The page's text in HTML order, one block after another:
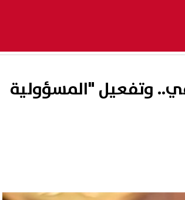
وتفعيل "المسؤولية